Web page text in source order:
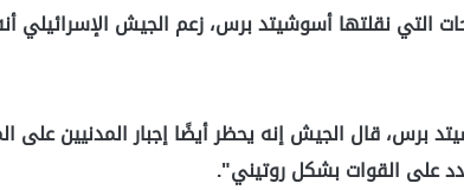
التي نقلتها أسوشيتد برس، زعم الجيش الإسرائيلي
برس، قال الجيش إنه يحظر أيضًا إجبار المدنيين على
على القوات بشكل روتيني".